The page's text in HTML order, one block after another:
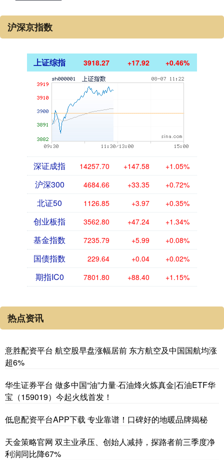
沪深京指数
上证综指 3918.27 +17.92 +0.46%
深证成指 14257.70 +147.58 +1.05%
沪深300 4684.66 +33.35 +0.72%
北证50 1126.85 +3.97 +0.35%
创业板指 3562.80 +47.24 +1.34%
基金指数 7235.79 +5.99 +0.08%
国债指数 229.64 +0.04 +0.02%
期指IC0 7801.80 +88.40 +1.15%
热点资讯
意胜配资平台 航空股早盘涨幅居前 东方航空及中国国航均涨
超6%
华生证券平台 做多中国“油”力量·石油烽火炼真金|石油ETF华
宝（159019）今起火线首发！
低息配资平台APP下载 专业靠谱！口碑好的地暖品牌揭秘
天金策略官网 双主业承压、创始人减持，探路者前三季度净
利润同比降67%